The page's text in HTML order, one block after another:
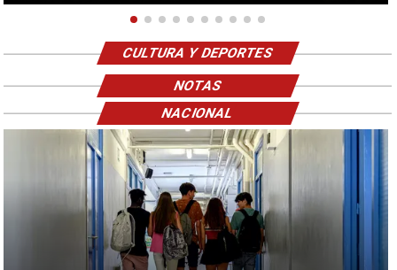
CULTURA Y DEPORTES
NOTAS
NACIONAL